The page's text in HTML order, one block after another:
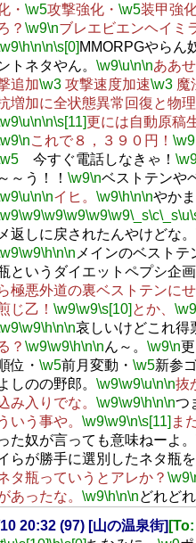
・ \w5攻撃強化・ \w5装甲強
？ \w9\nブレエビエンヘイミ
\h\n\n\s[0] MMORPGやらん
トネタやん。 \w9\u\n\nああせ
追加\w3攻撃速度加速\w3魔
増加に全状態異常回復と物理
\u\n\n\s[11]更には自動原稿
\nこれで８，３９０円！ \w9
今すぐ電話しなきゃ！
～～う！！ \w9\nベストテンや
\u\n\nイヒ。 \w9\h\n\nやか
\w9\w9\w9\w9\w9\_s\c\_s\u
メ返しに戻されたんやけどな。
\w9\h\n\n メインのベストテ
というダイエットペプシ企
極悪外道の裏ベストテンにせ
じ乙！ \w9\w9\s[10] とか、 \w9
\w9\h\n\n哀しいけどこれ得
？ \w9\w9\h\n\nん～。 \w9\n
位・ \w5前月変動・ \w5新参
しのの野郎。 \w9\w9\u\n\n抜
み入りでな。 \w9\w9\h\n\nつ
ういう事や。 \w9\w9\n\s[11] ま
た奴が言っても意味ねーよ。
らが勝手に選別したネタ瓶
タ瓶っていうとアレか？ \w9
あったな。 \w9\h\n\nどれどれ
20:32 (97) [山の温泉街]